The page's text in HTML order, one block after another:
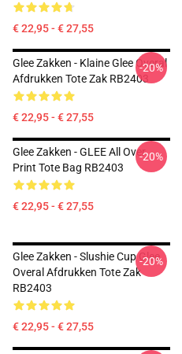
€ 22,95 - € 27,55
Glee Zakken - Klaine Glee Overal
Afdrukken Tote Zak RB2403
€ 22,95 - € 27,55
-20%
Glee Zakken - GLEE All Over
Print Tote Bag RB2403
€ 22,95 - € 27,55
-20%
Glee Zakken - Slushie Cup Glee
Overal Afdrukken Tote Zak
RB2403
€ 22,95 - € 27,55
-20%